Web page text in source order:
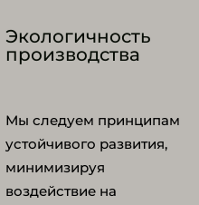
Экологичность
производства
Мы следуем принципам
устойчивого развития,
минимизируя
воздействие на